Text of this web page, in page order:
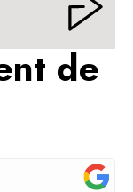
de